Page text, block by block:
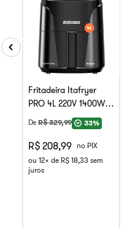
Fritadeira Itafryer
PRO 4L 220V 1400W
Itatiaia
DeR$329,99 33%
R$ 208,99
no PIX
ou 12x de R$ 18,33 sem
juros